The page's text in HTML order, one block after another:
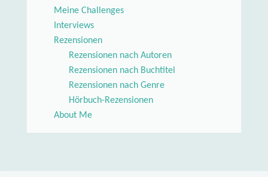
Meine Challenges
Interviews
Rezensionen
Rezensionen nach Autoren
Rezensionen nach Buchtitel
Rezensionen nach Genre
Hörbuch-Rezensionen
About Me